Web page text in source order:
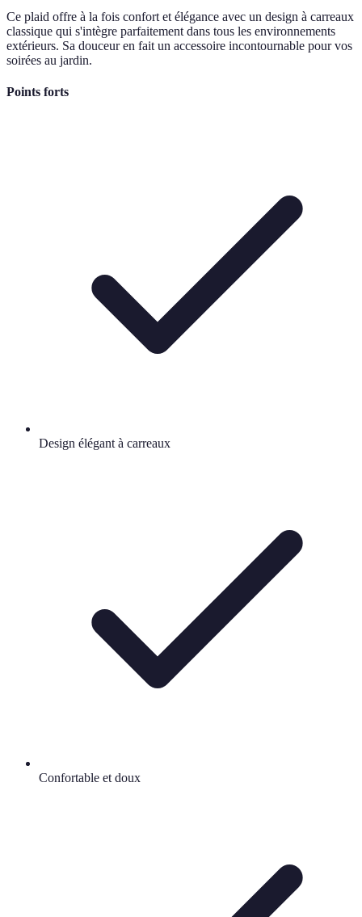
Ce plaid offre à la fois confort et élégance avec un design à carreaux
classique qui s'intègre parfaitement dans tous les environnements
extérieurs. Sa douceur en fait un accessoire incontournable pour vos
soirées au jardin.
Points forts
Design élégant à carreaux
Confortable et doux